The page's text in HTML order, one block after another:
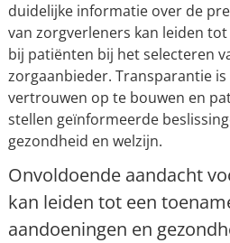
duidelijke informatie over de
van zorgverleners kan leiden
bij patiënten bij het selecteren
zorgaanbieder. Transparantie
vertrouwen op te bouwen en
stellen geïnformeerde
gezondheid en welzijn.
Onvoldoende aandacht
kan leiden tot een
aandoeningen en